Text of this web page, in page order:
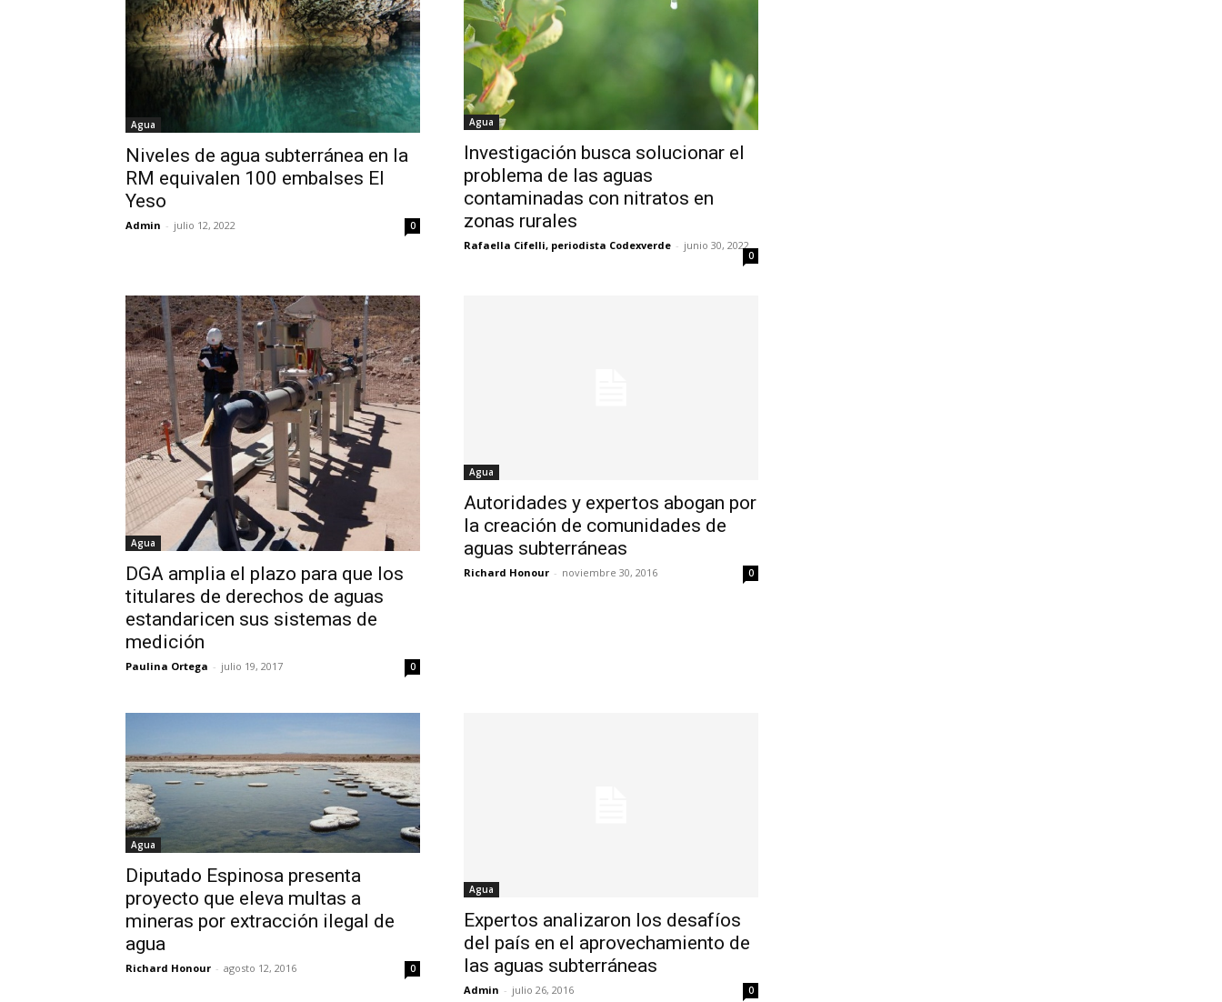
Agua
Niveles de agua subterránea en la
RM equivalen 100 embalses El
Yeso
Admin - julio 12, 2022 0
Agua
Investigación busca solucionar el
problema de las aguas
contaminadas con nitratos en
zonas rurales
Rafaella Cifelli, periodista Codexverde - junio 30, 2022
0
Agua
DGA amplia el plazo para que los
titulares de derechos de aguas
estandaricen sus sistemas de
medición
Paulina Ortega - julio 19, 2017 0
Agua
Autoridades y expertos abogan por
la creación de comunidades de
aguas subterráneas
Richard Honour - noviembre 30, 2016 0
Agua
Diputado Espinosa presenta
proyecto que eleva multas a
mineras por extracción ilegal de
agua
Richard Honour - agosto 12, 2016 0
Agua
Expertos analizaron los desafíos
del país en el aprovechamiento de
las aguas subterráneas
Admin - julio 26, 2016 0